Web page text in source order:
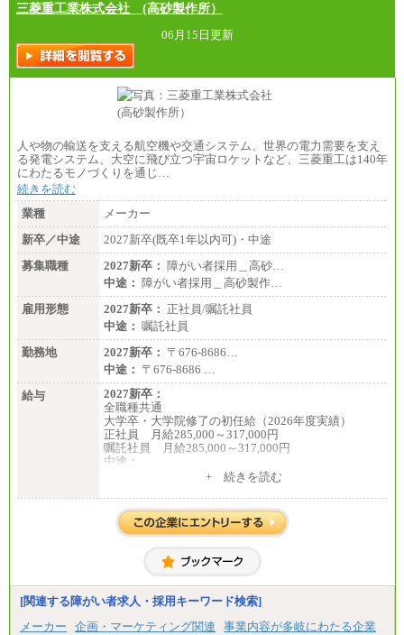
三菱重工業株式会社 (高砂製作所）
06月15日更新
人や物の輸送を支える航空機や交通システム、世界の電力需要を支え
る発電システム、大空に飛び立つ宇宙ロケットなど、三菱重工は140年
にわたるモノづくりを通じ…
続きを読む
業種
メーカー
新卒／中途
2027新卒(既卒1年以内可)・中途
募集職種
2027新卒： 障がい者採用＿高砂…
中途： 障がい者採用＿高砂製作…
雇用形態
2027新卒： 正社員/嘱託社員
中途： 嘱託社員
勤務地
2027新卒： 〒676-8686…
中途： 〒676-8686 …
給与
2027新卒：
全職種共通
大学卒・大学院修了の初任給（2026年度実績）
正社員 月給285,000～317,000円
嘱託社員 月給285,000～317,000円
中途：
（経験・能力等を踏まえて、当社規定により支給し
ます）
+ 続きを読む
[関連する障がい者求人・採用キーワード検索]
メーカー
企画・マーケティング関連
事業内容が多岐にわたる企業